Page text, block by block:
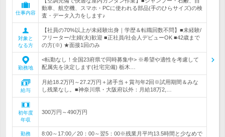
仕事内容
動車、航空機、スマホ・PCに使われる部品(手のひらサイズ)の検
査・データ入力をします♪
対象と
なる方
【社員の70%以上が未経験出身｜学歴＆転職回数不問】■未経験/
フリーター/主婦(夫)歓迎 ■正社員/社会人デビューOK ■42歳まで
の方(※) ★面接1回のみ
勤務地
<転勤なし！全国23府県で同時募集中> ※希望や適性を考慮して
配属先を決定します(社宅完備) 栃木…
給与
月給18.2万円～27.2万円＋諸手当＋賞与年2回※試用期間＆みな
し残業なし。■神奈川県・大阪府以外：月給18万2,…
初年度
年収
300万円～490万円
勤務
8:00～17:00／20：00～翌5：00※残業月平均13.5時間と少なめで